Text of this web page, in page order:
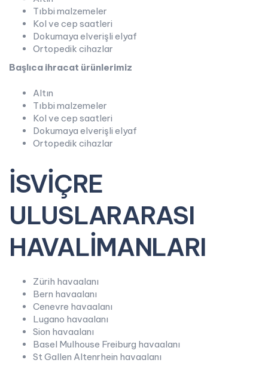
Tıbbi malzemeler
Kol ve cep saatleri
Dokumaya elverişli elyaf
Ortopedik cihazlar
Başlıca ihracat ürünlerimiz
Altın
Tıbbi malzemeler
Kol ve cep saatleri
Dokumaya elverişli elyaf
Ortopedik cihazlar
İSVİÇRE
ULUSLARARASI
HAVALİMANLARI
Zürih havaalanı
Bern havaalanı
Cenevre havaalanı
Lugano havaalanı
Sion havaalanı
Basel Mulhouse Freiburg havaalanı
St Gallen Altenrhein havaalanı